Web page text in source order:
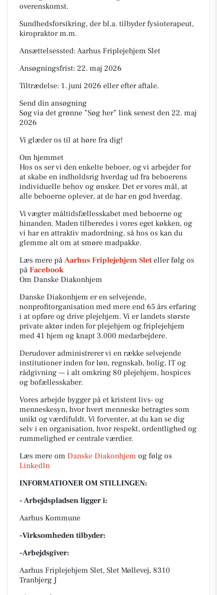
overenskomst.
Sundhedsforsikring, der bl.a. tilbyder fysioterapeut,
kiropraktor m.m.
Ansættelsessted: Aarhus Friplejehjem Slet
Ansøgningsfrist: 22. maj 2026
Tiltrædelse: 1. juni 2026 eller efter aftale.
Send din ansøgning
Søg via det grønne ”Søg her” link senest den 22. maj
2026
Vi glæder os til at høre fra dig!
Om hjemmet
Hos os ser vi den enkelte beboer, og vi arbejder for
at skabe en indholdsrig hverdag ud fra beboerens
individuelle behov og ønsker. Det er vores mål, at
alle beboerne oplever, at de har en god hverdag.
Vi vægter måltidsfællesskabet med beboerne og
hinanden. Maden tilberedes i vores eget køkken, og
vi har en attraktiv madordning, så hos os kan du
glemme alt om at smøre madpakke.
Læs mere på Aarhus Friplejehjem Sleteller følg os
på Facebook
Om Danske Diakonhjem
Danske Diakonhjem er en selvejende,
nonprofitorganisation med mere end 65 års erfaring
i at opføre og drive plejehjem. Vi er landets største
private aktør inden for plejehjem og friplejehjem
med 41 hjem og knapt 3.000 medarbejdere.
Derudover administrerer vi en række selvejende
institutioner inden for løn, regnskab, bolig, IT og
rådgivning — i alt omkring 80 plejehjem, hospices
og bofællesskaber.
Vores arbejde bygger på et kristent livs- og
menneskesyn, hvor hvert menneske betragtes som
unikt og værdifuldt. Vi forventer, at du kan se dig
selv i en organisation, hvor respekt, ordentlighed og
rummelighed er centrale værdier.
Læs mere om Danske Diakonhjem og følg os
LinkedIn
INFORMATIONER OM STILLINGEN:
- Arbejdspladsen ligger i:
Aarhus Kommune
-Virksomheden tilbyder:
-Arbejdsgiver:
Aarhus Friplejehjem Slet, Slet Møllevej, 8310
Tranbjerg J